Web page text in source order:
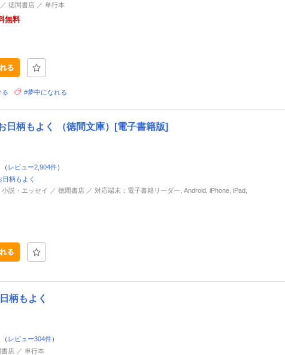
徳間書店 ／ 単行本
無料
る #夢中になれる
日柄もよく （徳間文庫）[電子書籍版]
（ レビュー2,904件）
柄もよく
説・エッセイ ／ 徳間書店 ／ 対応端末：電子書籍リーダー, Android, iPhone, iPad,
柄もよく
（ レビュー304件）
店 ／ 単行本